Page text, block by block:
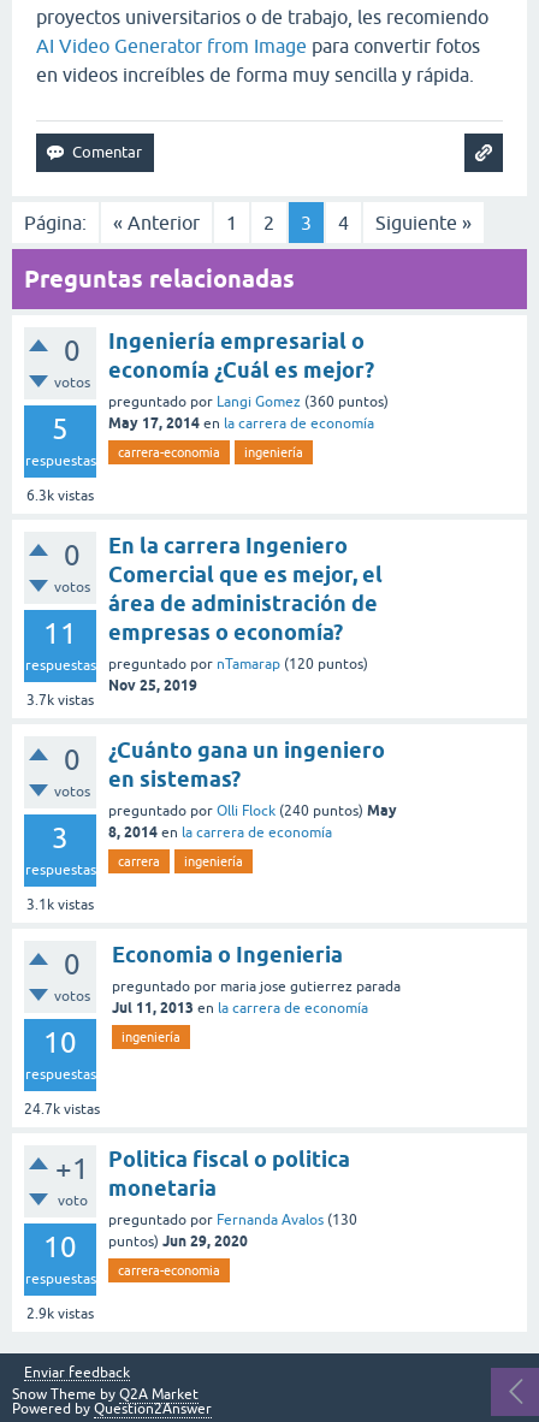
proyectos universitarios o de trabajo, les recomiendo
AI Video Generator from Image para convertir fotos
en videos increíbles de forma muy sencilla y rápida.
Página: « Anterior 1 2 3 4 Siguiente »
Preguntas relacionadas
0
votos
5
respuestas
6.3k vistas
Ingeniería empresarial o
economía ¿Cuál es mejor?
preguntado por Langi Gomez (360 puntos)
May 17, 2014 en la carrera de economía
carrera-economia ingeniería
0
votos
11
respuestas
3.7k vistas
En la carrera Ingeniero
Comercial que es mejor, el
área de administración de
empresas o economía?
preguntado por nTamarap (120 puntos)
Nov 25, 2019
0
votos
3
respuestas
3.1k vistas
¿Cuánto gana un ingeniero
en sistemas?
preguntado por Olli Flock (240 puntos) May
8, 2014 en la carrera de economía
carrera ingeniería
0
votos
10
respuestas
24.7k vistas
Economia o Ingenieria
preguntado por maria jose gutierrez parada
Jul 11, 2013 en la carrera de economía
ingeniería
+1
voto
10
respuestas
2.9k vistas
Politica fiscal o politica
monetaria
preguntado por Fernanda Avalos (130
puntos) Jun 29, 2020
carrera-economia
Enviar feedback
Snow Theme by Q2A Market
Powered by Question2Answer